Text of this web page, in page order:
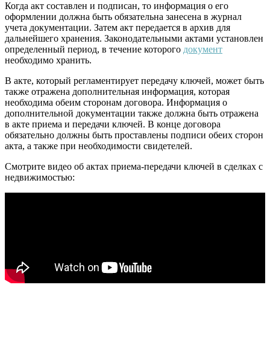
Когда акт составлен и подписан, то информация о его
оформлении должна быть обязательна занесена в журнал
учета документации. Затем акт передается в архив для
дальнейшего хранения. Законодательными актами установлен
определенный период, в течение которого документ
необходимо хранить.
В акте, который регламентирует передачу ключей, может быть
также отражена дополнительная информация, которая
необходима обеим сторонам договора. Информация о
дополнительной документации также должна быть отражена
в акте приема и передачи ключей. В конце договора
обязательно должны быть проставлены подписи обеих сторон
акта, а также при необходимости свидетелей.
Смотрите видео об актах приема-передачи ключей в сделках с
недвижимостью: